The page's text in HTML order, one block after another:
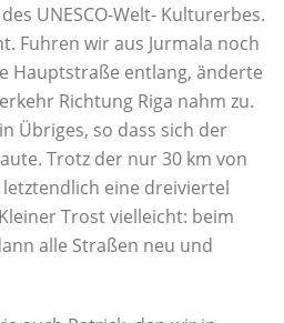
UNESCO-Welt- Kulturerbes.
Fuhren wir aus Jurmala noch
Hauptstraße entlang, änderte
Richtung Riga nahm zu.
Übriges, so dass sich der
Trotz der nur 30 km von
eine dreiviertel
Trost vielleicht: beim
alle Straßen neu und